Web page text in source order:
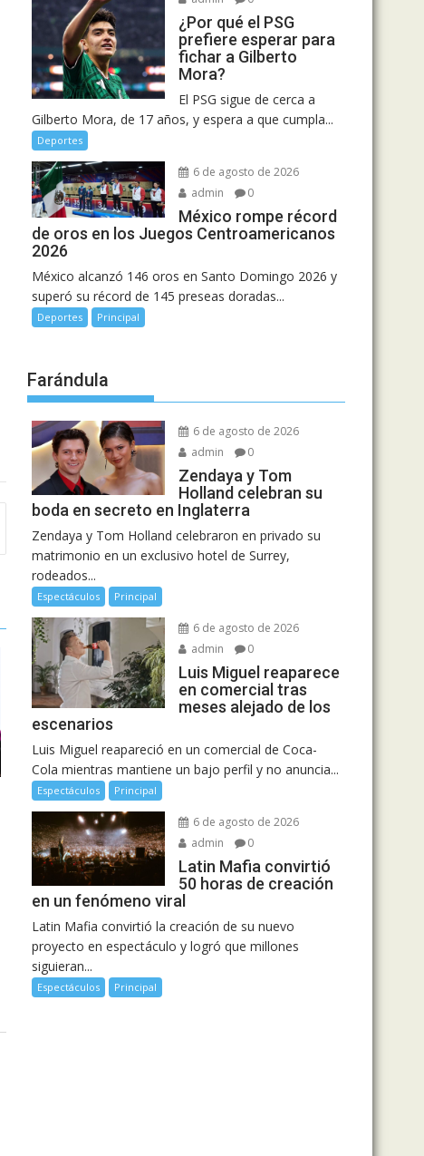
¿Por qué el PSG
prefiere esperar para
fichar a Gilberto
Mora?
El PSG sigue de cerca a
Gilberto Mora, de 17 años, y espera a que cumpla...
Deportes
6 de agosto de 2026
admin
0
México rompe récord
de oros en los Juegos Centroamericanos
2026
México alcanzó 146 oros en Santo Domingo 2026 y
superó su récord de 145 preseas doradas...
Deportes Principal
Farándula
6 de agosto de 2026
admin
0
Zendaya y Tom
Holland celebran su
boda en secreto en Inglaterra
Zendaya y Tom Holland celebraron en privado su
matrimonio en un exclusivo hotel de Surrey,
rodeados...
Espectáculos Principal
6 de agosto de 2026
admin
0
Luis Miguel reaparece
en comercial tras
meses alejado de los
escenarios
Luis Miguel reapareció en un comercial de Coca-
Cola mientras mantiene un bajo perfil y no anuncia...
Espectáculos Principal
6 de agosto de 2026
admin
0
Latin Mafia convirtió
50 horas de creación
en un fenómeno viral
Latin Mafia convirtió la creación de su nuevo
proyecto en espectáculo y logró que millones
siguieran...
Espectáculos Principal